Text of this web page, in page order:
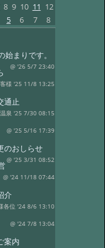
8 9 10 11 12
5 6 7 8
まりです。
@ '26 5/7 23:40
様 '25 11/8 13:25
通止
泉 '25 7/30 08:15
@ '25 5/16 17:39
のおしらせ
@ '25 3/31 08:52
@ '24 11/18 07:44
介
各位 '24 8/6 13:10
@ '24 7/8 13:04
案内